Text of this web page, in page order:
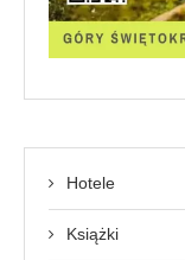
Hotele
Książki